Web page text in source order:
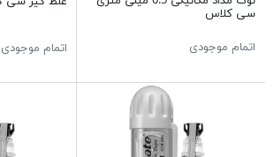
سی کلاس
اتمام موجودی اتمام موجودی